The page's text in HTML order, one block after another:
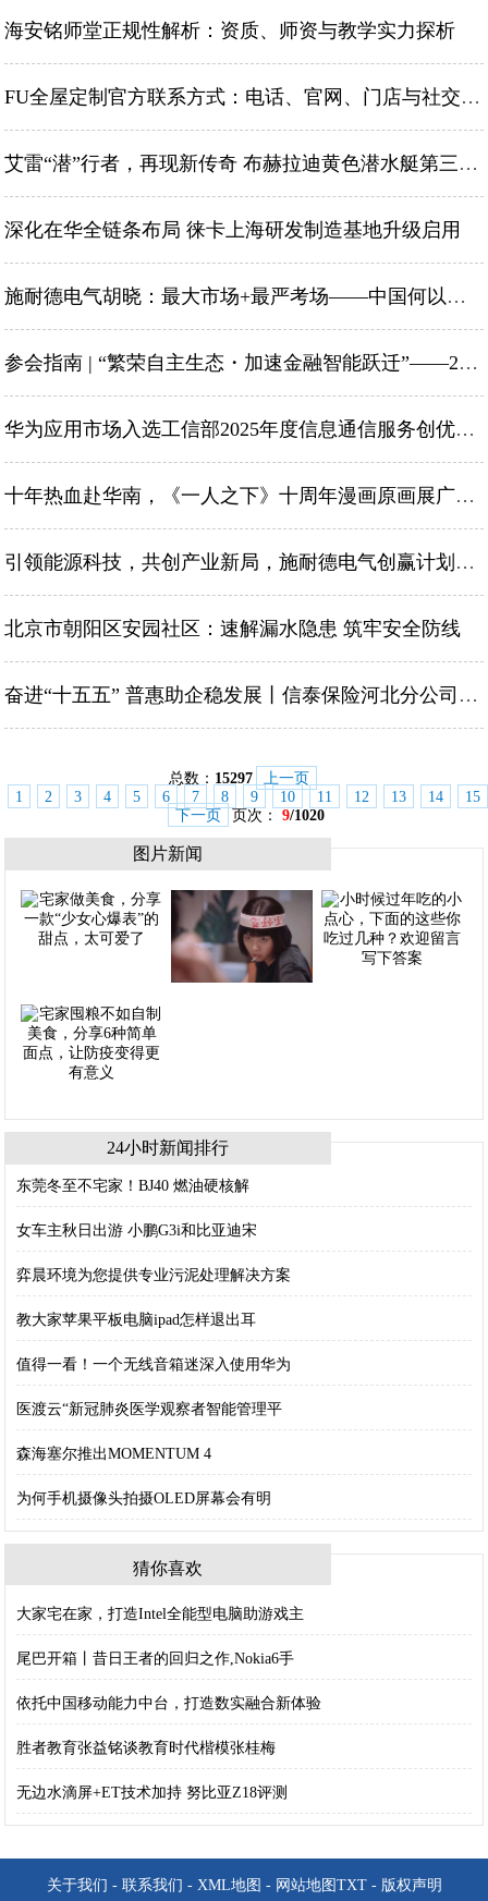
海安铭师堂正规性解析：资质、师资与教学实力探析
FU全屋定制官方联系方式：电话、官网、门店与社交媒体查询指南
艾雷“潜”行者，再现新传奇 布赫拉迪黄色潜水艇第三版正式登陆中国
深化在华全链条布局 徕卡上海研发制造基地升级启用
施耐德电气胡晓：最大市场+最严考场——中国何以成为工业创新策源地
参会指南 | “繁荣自主生态・加速金融智能跃迁”——2026中国国际金融展华为重磅参会
华为应用市场入选工信部2025年度信息通信服务创优典型案例
十年热血赴华南，《一人之下》十周年漫画原画展广州站正式开幕
引领能源科技，共创产业新局，施耐德电气创赢计划第七季正式启动
北京市朝阳区安园社区：速解漏水隐患 筑牢安全防线
奋进“十五五” 普惠助企稳发展丨信泰保险河北分公司开展“7.8”企业科普宣讲活动
总数： 15297
上一页
1
2 3 4 5 6 7 8 9 10 11 12 13 14
15
下一页
页次： 9/1020
图片新闻
24小时新闻排行
东莞冬至不宅家！BJ40 燃油硬核解
女车主秋日出游 小鹏G3i和比亚迪宋
弈晨环境为您提供专业污泥处理解决方案
教大家苹果平板电脑ipad怎样退出耳
值得一看！一个无线音箱迷深入使用华为
医渡云“新冠肺炎医学观察者智能管理平
森海塞尔推出MOMENTUM 4
为何手机摄像头拍摄OLED屏幕会有明
猜你喜欢
大家宅在家，打造Intel全能型电脑助游戏主
尾巴开箱丨昔日王者的回归之作,Nokia6手
依托中国移动能力中台，打造数实融合新体验
胜者教育张益铭谈教育时代楷模张桂梅
无边水滴屏+ET技术加持 努比亚Z18评测
关于我们 - 联系我们 - XML地图 - 网站地图 TXT- 版权声明